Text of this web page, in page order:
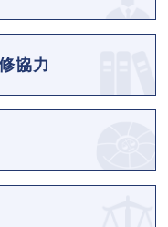
協力